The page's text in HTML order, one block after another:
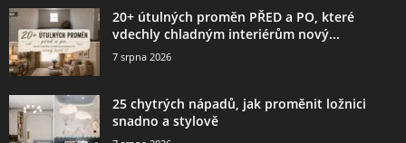
20+ útulných proměn PŘED a PO, které
vdechly chladným interiérům nový...
7 srpna 2026
25 chytrých nápadů, jak proměnit ložnici
snadno a stylově